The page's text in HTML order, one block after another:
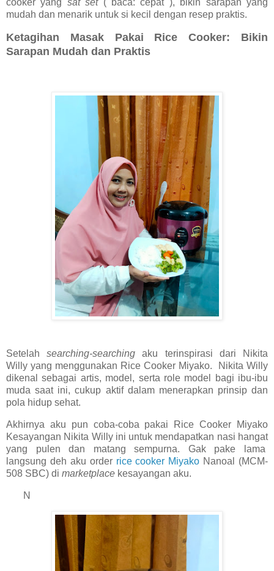
mudah dan menarik untuk si kecil dengan resep praktis.
Ketagihan Masak Pakai Rice Cooker: Bikin
Sarapan Mudah dan Praktis
Setelahsearching-searching aku terinspirasi dari Nikita
Willy yang menggunakan Rice Cooker Miyako. Nikita Willy
dikenal sebagai artis, model, serta role model bagi ibu-ibu
muda saat ini, cukup aktif dalam menerapkan prinsip dan
pola hidup sehat.
Akhirnya aku pun coba-coba pakai Rice Cooker Miyako
Kesayangan Nikita Willy ini untuk mendapatkan nasi hangat
yang pulen dan matang sempurna. Gak pake lama
langsung deh aku order rice cooker Miyako Nanoal (MCM-
508 SBC) di marketplace kesayangan aku.
N